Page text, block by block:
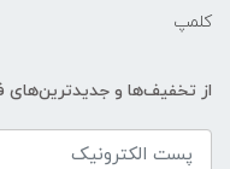
کلمپ
از تخفیف‌ها و جدیدترین‌های